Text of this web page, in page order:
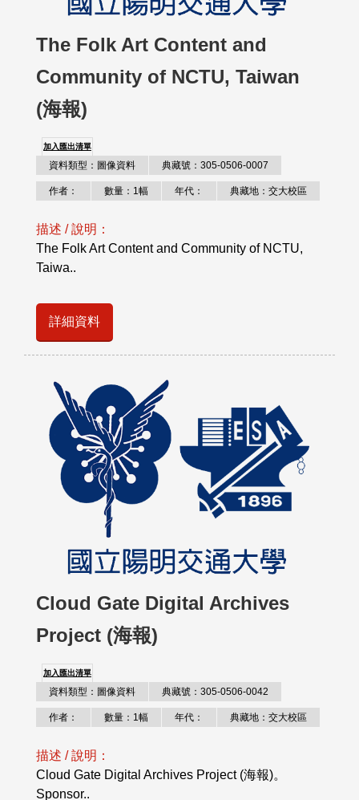
The Folk Art Content and
Community of NCTU, Taiwan
(海報)
加入匯出清單
資料類型：圖像資料 典藏號：305-0506-0007
作者： 數量：1幅 年代： 典藏地：交大校區
描述 / 說明：
The Folk Art Content and Community of NCTU,
Taiwa..
詳細資料
Cloud Gate Digital Archives
Project (海報)
加入匯出清單
資料類型：圖像資料 典藏號：305-0506-0042
作者： 數量：1幅 年代： 典藏地：交大校區
描述 / 說明：
Cloud Gate Digital Archives Project (海報)。
Sponsor..